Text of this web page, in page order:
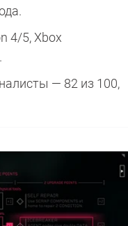
4/5, Xbox
— 82 из 100,